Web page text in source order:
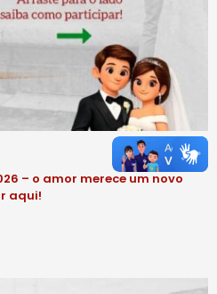
– o amor merece um novo
aqui!